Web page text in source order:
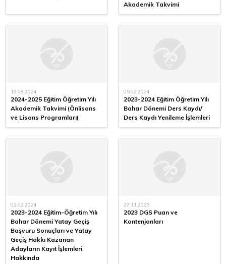
Akademik Takvimi
19.08.2024
2024-2025 Eğitim Öğretim Yılı
Akademik Takvimi (Önlisans
ve Lisans Programları)
05.02.2024
2023-2024 Eğitim Öğretim Yılı
Bahar Dönemi Ders Kaydı/
Ders Kaydı Yenileme İşlemleri
02.02.2024
2023-2024 Eğitim-Öğretim Yılı
Bahar Dönemi Yatay Geçiş
Başvuru Sonuçları ve Yatay
Geçiş Hakkı Kazanan
Adayların Kayıt İşlemleri
Hakkında
27.11.2023
2023 DGS Puan ve
Kontenjanları